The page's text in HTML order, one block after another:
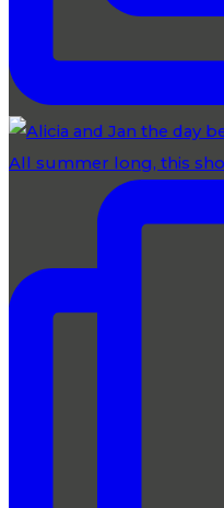
All summer long, this